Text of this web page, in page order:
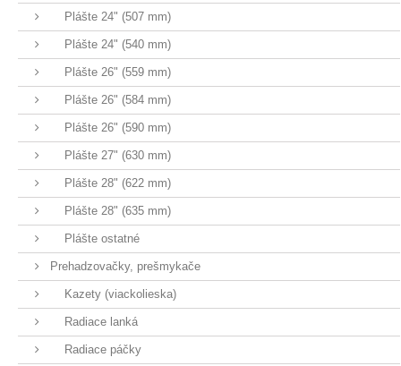
Plášte 24" (507 mm)
Plášte 24" (540 mm)
Plášte 26" (559 mm)
Plášte 26" (584 mm)
Plášte 26" (590 mm)
Plášte 27" (630 mm)
Plášte 28" (622 mm)
Plášte 28" (635 mm)
Plášte ostatné
Prehadzovačky, prešmykače
Kazety (viackolieska)
Radiace lanká
Radiace páčky